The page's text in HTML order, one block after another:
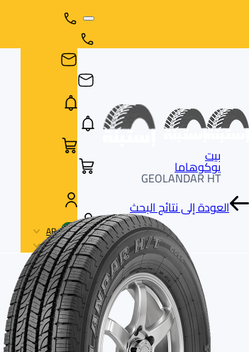
AR
AR
بيت
يوكوهاما
GEOLANDAR HT
العودة إلى نتائج البحث